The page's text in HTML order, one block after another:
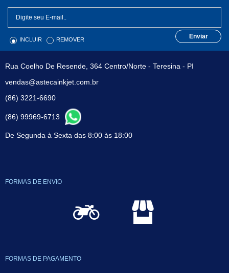
INCLUIR REMOVER Enviar
Rua Coelho De Resende, 364 Centro/Norte - Teresina - PI
vendas@astecainkjet.com.br
(86) 3221-6690
(86) 99969-6713
De Segunda à Sexta das 8:00 às 18:00
FORMAS DE ENVIO
FORMAS DE PAGAMENTO